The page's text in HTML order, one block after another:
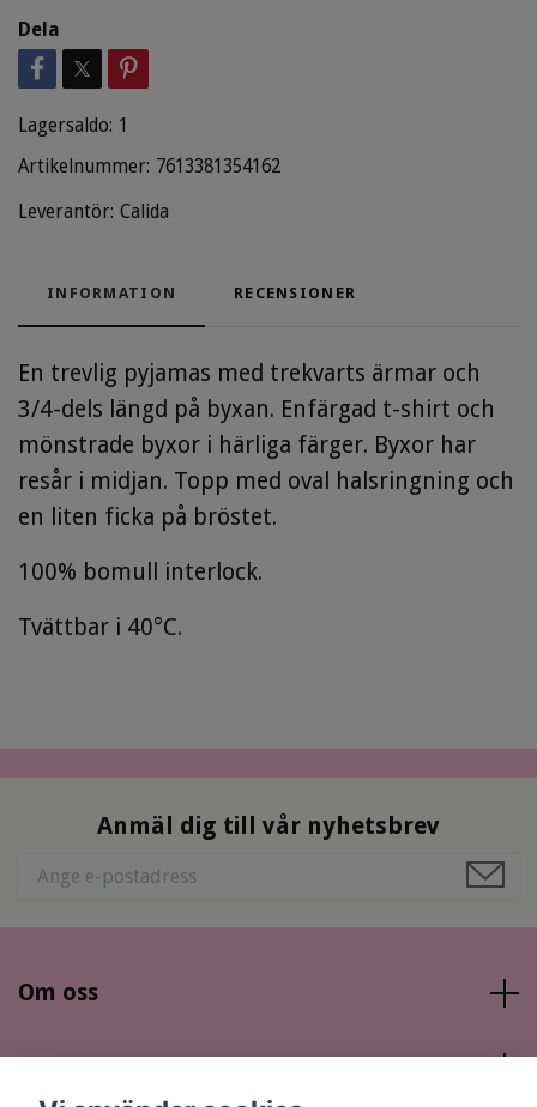
Dela
Lagersaldo: 1
Artikelnummer: 7613381354162
Leverantör: Calida
INFORMATION RECENSIONER
En trevlig pyjamas med trekvarts ärmar och
3/4-dels längd på byxan. Enfärgad t-shirt och
mönstrade byxor i härliga färger. Byxor har
resår i midjan. Topp med oval halsringning och
en liten ficka på bröstet.
100% bomull interlock.
Tvättbar i 40°C.
Anmäl dig till vår nyhetsbrev
Om oss